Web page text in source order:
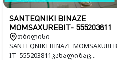
SANTEQNIKI BINAZE
MOMSAXUREBIT- 555203811
თბილისი
SANTEQNIKI BINAZE MOMSAXUREB
IT- 555203811კანალიზაც...